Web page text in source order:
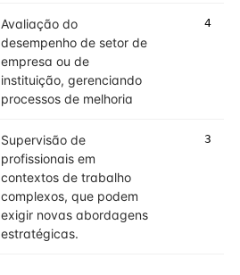
Avaliação do
desempenho de setor de
empresa ou de
instituição, gerenciando
processos de melhoria
4
Supervisão de
profissionais em
contextos de trabalho
complexos, que podem
exigir novas abordagens
estratégicas.
3